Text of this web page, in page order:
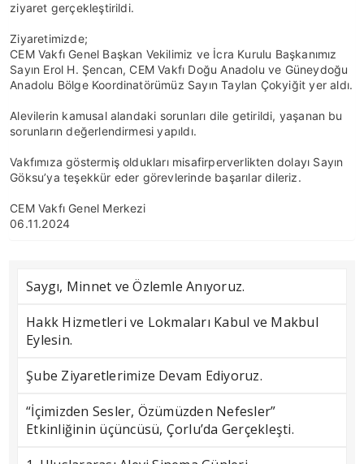
ziyaret gerçekleştirildi.
Ziyaretimizde;
CEM Vakfı Genel Başkan Vekilimiz ve İcra Kurulu Başkanımız
Sayın Erol H. Şencan, CEM Vakfı Doğu Anadolu ve Güneydoğu
Anadolu Bölge Koordinatörümüz Sayın Taylan Çokyiğit yer aldı.
Alevilerin kamusal alandaki sorunları dile getirildi, yaşanan bu
sorunların değerlendirmesi yapıldı.
Vakfımıza göstermiş oldukları misafirperverlikten dolayı Sayın
Göksu’ya teşekkür eder görevlerinde başarılar dileriz.
CEM Vakfı Genel Merkezi
06.11.2024
Saygı, Minnet ve Özlemle Anıyoruz.
Hakk Hizmetleri ve Lokmaları Kabul ve Makbul
Eylesin.
Şube Ziyaretlerimize Devam Ediyoruz.
“İçimizden Sesler, Özümüzden Nefesler”
Etkinliğinin üçüncüsü, Çorlu’da Gerçekleşti.